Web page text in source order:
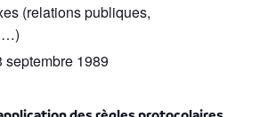
(relations publiques,
septembre 1989